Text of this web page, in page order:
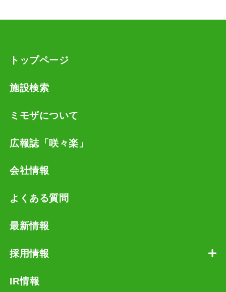
トップページ
施設検索
ミモザについて
広報誌「咲々楽」
会社情報
よくある質問
最新情報
採用情報
IR情報